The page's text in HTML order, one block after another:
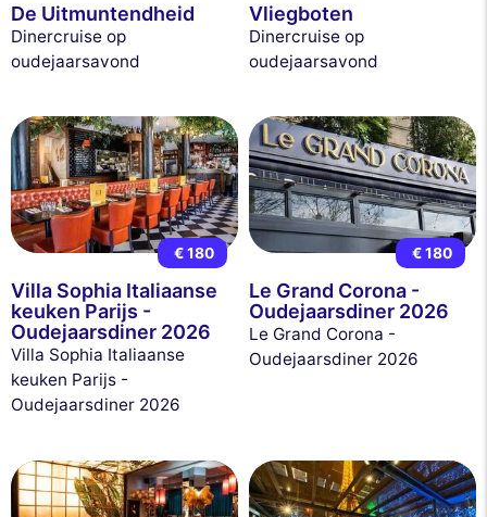
De Uitmuntendheid
Dinercruise op
oudejaarsavond
Vliegboten
Dinercruise op
oudejaarsavond
€ 180
Villa Sophia Italiaanse
keuken Parijs -
Oudejaarsdiner 2026
Villa Sophia Italiaanse
keuken Parijs -
Oudejaarsdiner 2026
€ 180
Le Grand Corona -
Oudejaarsdiner 2026
Le Grand Corona -
Oudejaarsdiner 2026